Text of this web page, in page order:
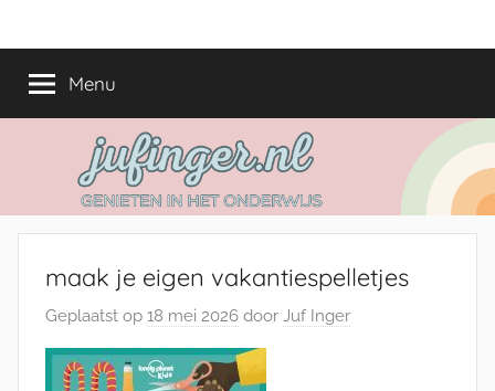
naarjufinger.nl
het
onderwijs
Menu
maak je eigen vakantiespelletjes
Geplaatst op 18 mei 2026 door Juf Inger